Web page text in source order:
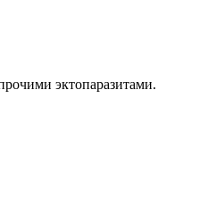
эктопаразитами.